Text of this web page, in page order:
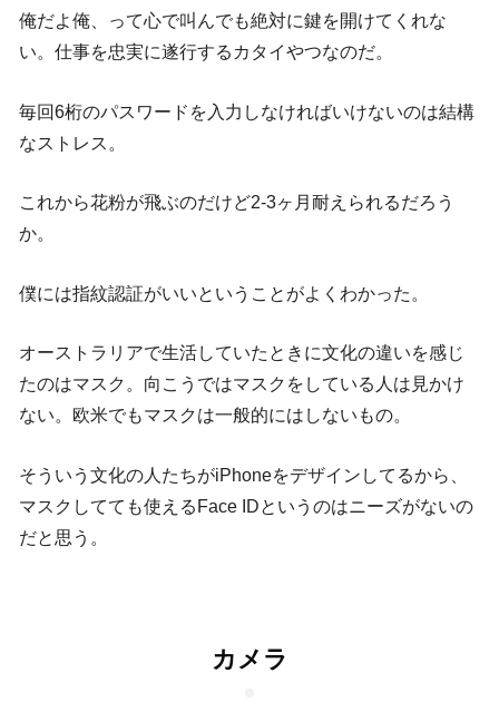
俺だよ俺、って心で叫んでも絶対に鍵を開けてくれな
い。仕事を忠実に遂行するカタイやつなのだ。
毎回6桁のパスワードを入力しなければいけないのは結構
なストレス。
これから花粉が飛ぶのだけど2-3ヶ月耐えられるだろう
か。
僕には指紋認証がいいということがよくわかった。
オーストラリアで生活していたときに文化の違いを感じ
たのはマスク。向こうではマスクをしている人は見かけ
ない。欧米でもマスクは一般的にはしないもの。
そういう文化の人たちがiPhoneをデザインしてるから、
マスクしてても使えるFace IDというのはニーズがないの
だと思う。
カメラ